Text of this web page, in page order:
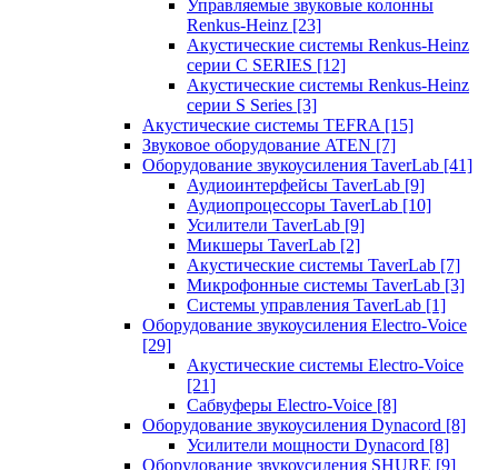
Управляемые звуковые колонны
Renkus-Heinz [23]
Акустические системы Renkus-Heinz
серии C SERIES [12]
Акустические системы Renkus-Heinz
серии S Series [3]
Акустические системы TEFRA [15]
Звуковое оборудование ATEN [7]
Оборудование звукоусиления TaverLab [41]
Аудиоинтерфейсы TaverLab [9]
Аудиопроцессоры TaverLab [10]
Усилители TaverLab [9]
Микшеры TaverLab [2]
Акустические системы TaverLab [7]
Микрофонные системы TaverLab [3]
Системы управления TaverLab [1]
Оборудование звукоусиления Electro-Voice
[29]
Акустические системы Electro-Voice
[21]
Сабвуферы Electro-Voice [8]
Оборудование звукоусиления Dynacord [8]
Усилители мощности Dynacord [8]
Оборудование звукоусиления SHURE [9]